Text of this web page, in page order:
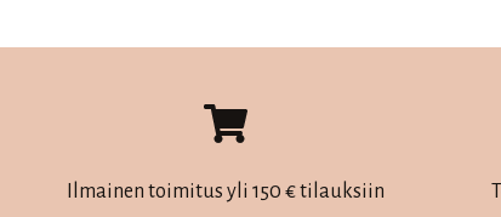
muunnelma.
valinnat
Ilmainen toimitus yli 150 € tilauksiin